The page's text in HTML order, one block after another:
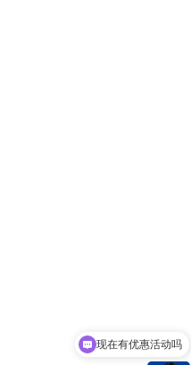
可以介绍下你们的产品么